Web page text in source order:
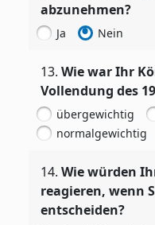
abzunehmen?
Ja Nein
13. Wie war Ihr
Vollendung des
übergewichtig
normalgewichtig
14. Wie würden
reagieren, wenn
entscheiden?